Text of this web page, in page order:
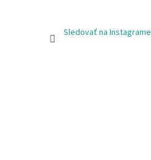
Sledovať na Instagrame